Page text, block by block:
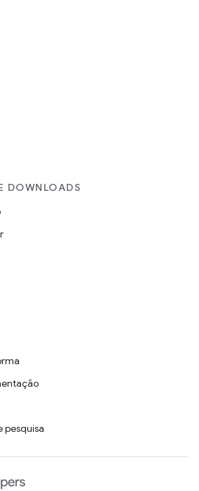
DOWNLOADS
pesquisa